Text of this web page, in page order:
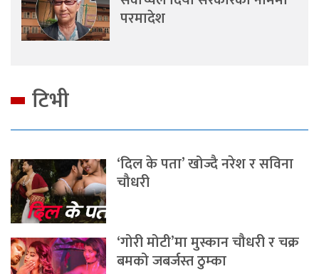
परमादेश
टिभी
‘दिल के पता’ खोज्दै नरेश र सविना
चौधरी
‘गोरी मोटी’मा मुस्कान चौधरी र चक्र
बमको जबर्जस्त ठुम्का